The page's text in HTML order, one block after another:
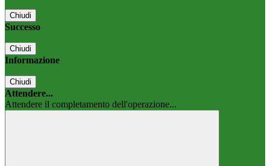
Chiudi
Successo
Chiudi
Informazione
Chiudi
Attendere...
Attendere il completamento dell'operazione...